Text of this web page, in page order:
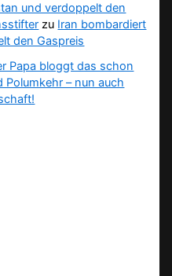
und verdoppelt den
zu Iran bombardiert
den Gaspreis
Papa bloggt das schon
Polumkehr – nun auch